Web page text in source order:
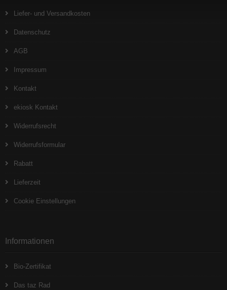
Liefer- und Versandkosten
Datenschutz
AGB
Impressum
Kontakt
ekiosk Kontakt
Widerrufsrecht
Widerrufsformular
Rabatt
Lieferzeit
Cookie Einstellungen
Informationen
Bio-Zertifikat
Das taz Rad